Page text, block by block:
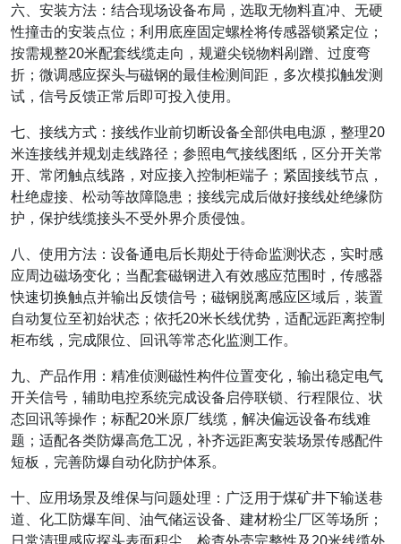
六、安装方法：结合现场设备布局，选取无物料直冲、无硬
性撞击的安装点位；利用底座固定螺栓将传感器锁紧定位；
按需规整20米配套线缆走向，规避尖锐物料剐蹭、过度弯
折；微调感应探头与磁钢的最佳检测间距，多次模拟触发测
试，信号反馈正常后即可投入使用。
七、接线方式：接线作业前切断设备全部供电电源，整理20
米连接线并规划走线路径；参照电气接线图纸，区分开关常
开、常闭触点线路，对应接入控制柜端子；紧固接线节点，
杜绝虚接、松动等故障隐患；接线完成后做好接线处绝缘防
护，保护线缆接头不受外界介质侵蚀。
八、使用方法：设备通电后长期处于待命监测状态，实时感
应周边磁场变化；当配套磁钢进入有效感应范围时，传感器
快速切换触点并输出反馈信号；磁钢脱离感应区域后，装置
自动复位至初始状态；依托20米长线优势，适配远距离控制
柜布线，完成限位、回讯等常态化监测工作。
九、产品作用：精准侦测磁性构件位置变化，输出稳定电气
开关信号，辅助电控系统完成设备启停联锁、行程限位、状
态回讯等操作；标配20米原厂线缆，解决偏远设备布线难
题；适配各类防爆高危工况，补齐远距离安装场景传感配件
短板，完善防爆自动化防护体系。
十、应用场景及维保与问题处理：广泛用于煤矿井下输送巷
道、化工防爆车间、油气储运设备、建材粉尘厂区等场所；